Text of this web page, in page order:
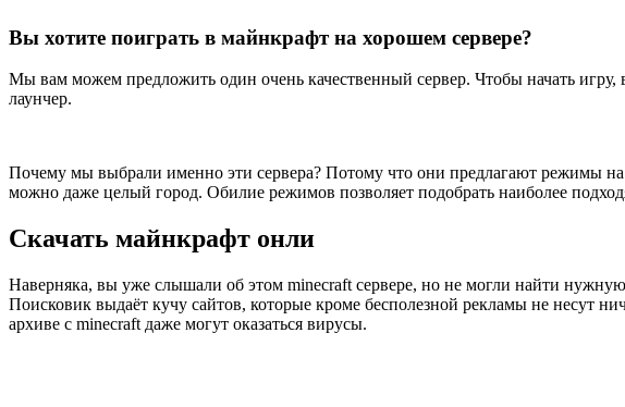
Вы хотите поиграть в майнкрафт на хорошем сервере?
Мы вам можем предложить один очень качественный сервер. Чтобы начать
лаунчер.
Почему мы выбрали именно эти сервера? Потому что они предлагают режимы
можно даже целый город. Обилие режимов позволяет подобрать наиболее
Cкачать майнкрафт онли
Наверняка, вы уже слышали об этом minecraft сервере, но не могли найти
Поисковик выдаёт кучу сайтов, которые кроме бесполезной рекламы не несут
архиве с minecraft даже могут оказаться вирусы.